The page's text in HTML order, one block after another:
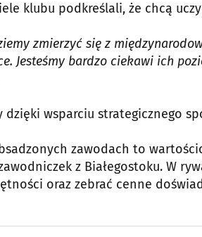
klubu podkreślali, że chcą
zmierzyć się z
Jesteśmy bardzo ciekawi ich
dzięki wsparciu strategicznego
zawodach to
z Białegostoku. W
oraz zebrać cenne